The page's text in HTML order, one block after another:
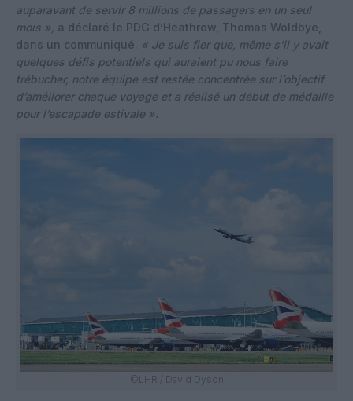
auparavant de servir 8 millions de passagers en un seul
mois », a déclaré le PDG d’Heathrow, Thomas Woldbye,
dans un communiqué. « Je suis fier que, même s’il y avait
quelques défis potentiels qui auraient pu nous faire
trébucher, notre équipe est restée concentrée sur l’objectif
d’améliorer chaque voyage et a réalisé un début de médaille
pour l’escapade estivale ».
©LHR / David Dyson